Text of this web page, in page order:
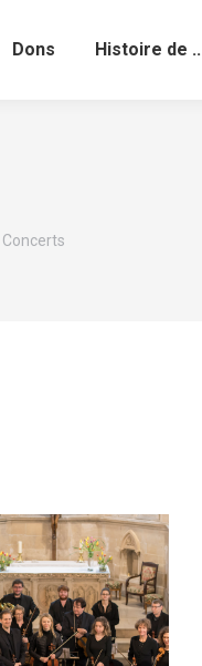
Dons Histoire de ..
Concerts